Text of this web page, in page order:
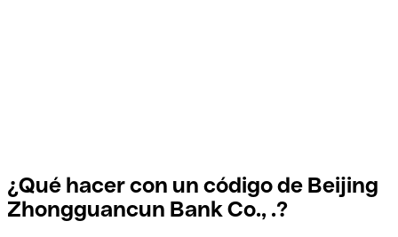
¿Qué hacer con un código de Beijing
Zhongguancun Bank Co., .?